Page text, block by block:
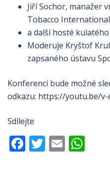
Jiří Sochor, manažer
Tobacco International
a další hosté
Moderuje Kryštof
zapsaného ústavu
Konferenci bude možné
odkazu: https://youtu.be/v-
Sdílejte
Facebook
Twitter
Email